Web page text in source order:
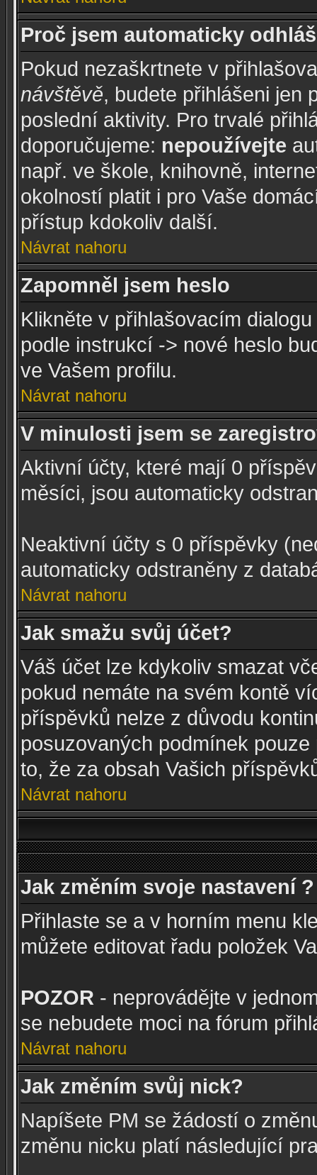
Proč jsem automaticky
Pokud nezaškrtnete v
návštěvě, budete přihlášeni jen
poslední aktivity. Pro trvalé
doporučujeme: nepoužívejte
např. ve škole, knihovně,
okolností platit i pro Vaše
přístup kdokoliv další.
Návrat nahoru
Zapomněl jsem heslo
Klikněte v přihlašovacím
podle instrukcí -> nové heslo
ve Vašem profilu.
Návrat nahoru
V minulosti jsem se
Aktivní účty, které mají 0
měsíci, jsou automaticky
Neaktivní účty s 0 příspěvky
automaticky odstraněny z
Návrat nahoru
Jak smažu svůj účet?
Váš účet lze kdykoliv smazat
pokud nemáte na svém kontě
příspěvků nelze z důvodu
posuzovaných podmínek
to, že za obsah Vašich
Návrat nahoru
Jak změním svoje nastavení ?
Přihlaste se a v horním menu
můžete editovat řadu položek
POZOR - neprovádějte v
se nebudete moci na fórum
Návrat nahoru
Jak změním svůj nick?
Napíšete PM se žádostí o
změnu nicku platí následující